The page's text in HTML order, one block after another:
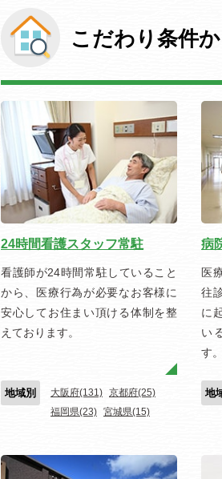
こだわり条件
24時間看護スタッフ常駐
看護師が24時間常駐していること
から、医療行為が必要なお客様に
安心してお住まい頂ける体制を整
えております。
地域別 大阪府(131) 京都府(25)
福岡県(23) 宮城県(15)
病
医
往
に
い
す
地